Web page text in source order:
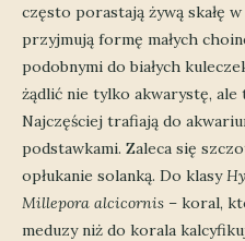
często porastają żywą skałę
przyjmują formę małych
podobnymi do białych
żądlić nie tylko akwarystę, ale
Najczęściej trafiają do
podstawkami. Zaleca się
opłukanie solanką. Do klasy
Millepora alcicornis – koral,
meduzy niż do korala